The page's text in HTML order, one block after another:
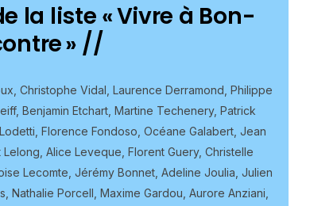
la liste « Vivre à Bon-
» //
Christophe Vidal, Laurence Derramond, Philippe
Benjamin Etchart, Martine Techenery, Patrick
Florence Fondoso, Océane Galabert, Jean
Alice Leveque, Florent Guery, Christelle
Lecomte, Jérémy Bonnet, Adeline Joulia, Julien
Nathalie Porcell, Maxime Gardou, Aurore Anziani,